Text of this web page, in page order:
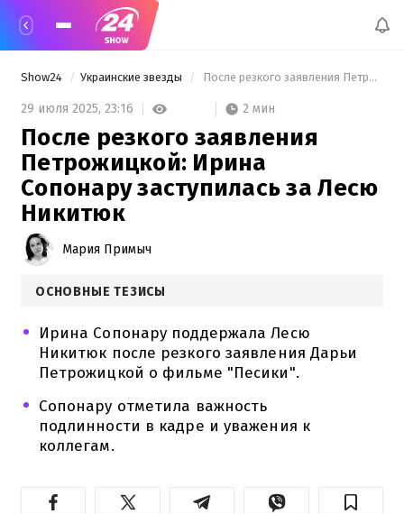
Show24 Украинские звезды После резкого заявления Петрожицкой: Ирина Сопонару заступилась за Лесю Никитюк
29 июля 2025, 23:16 2 мин
После резкого заявления
Петрожицкой: Ирина
Сопонару заступилась за Лесю
Никитюк
Мария Примыч
ОСНОВНЫЕ ТЕЗИСЫ
Ирина Сопонару поддержала Лесю
Никитюк после резкого заявления Дарьи
Петрожицкой о фильме "Песики".
Сопонару отметила важность
подлинности в кадре и уважения к
коллегам.